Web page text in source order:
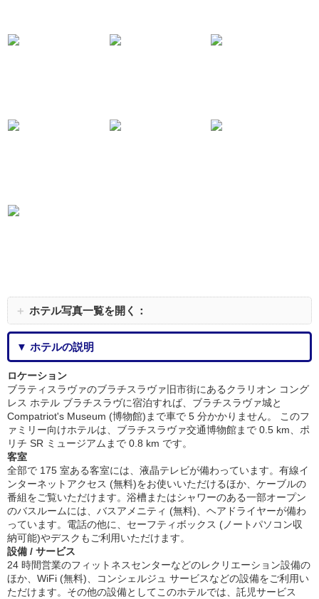
＋ ホテル写真一覧を開く：
▼ ホテルの説明
ロケーション
ブラティスラヴァのブラチスラヴァ旧市街にあるクラリオン コング
レス ホテル ブラチスラヴに宿泊すれば、ブラチスラヴァ城と
Compatriot's Museum (博物館)まで車で 5 分かかりません。 このフ
ァミリー向けホテルは、ブラチスラヴァ交通博物館まで 0.5 km、ポ
リチ SR ミュージアムまで 0.8 km です。
客室
全部で 175 室ある客室には、液晶テレビが備わっています。有線イ
ンターネットアクセス (無料)をお使いいただけるほか、ケーブルの
番組をご覧いただけます。浴槽またはシャワーのある一部オープン
のバスルームには、バスアメニティ (無料)、ヘアドライヤーが備わ
っています。電話の他に、セーフティボックス (ノートパソコン収
納可能)やデスクもご利用いただけます。
設備 / サービス
24 時間営業のフィットネスセンターなどのレクリエーション設備の
ほか、WiFi (無料)、コンシェルジュ サービスなどの設備をご利用い
ただけます。その他の設備としてこのホテルでは、託児サービス